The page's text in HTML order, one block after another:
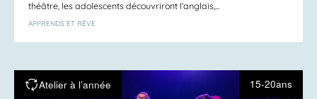
théâtre, les adolescents découvriront l’anglais,...
APPRENDS ET RÊVE
Atelier à l’année 15-20ans